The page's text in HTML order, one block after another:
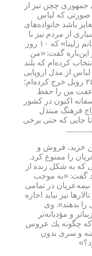
جمهوری چچن نیز از
صورتی كه لباس
باشد خانواده‌های
از مردم نیز با
این روند موافق هستند. از جمله «خانم زلینا» كه ۱۰ روز
گفت: «من
كرده‌ام كه بلند
از مدل اروپایی
گران‌تر است و برای خرید آن ۲۵۰۰۰ روبل خرج كرده‌ام؛
عفت من را حفظ
اكنون در كشور
فرهنگ مبتذل
جايی كه حتی برخی
خريد، فروش و
را ممنوع كرد.
كه به شكل زنده از
گفت: «به موجب
در تمامی
نیز نباید اجازه
بدهند». وی
و مؤدبانه‌تر
چگونه یك عروس
و سری بدون